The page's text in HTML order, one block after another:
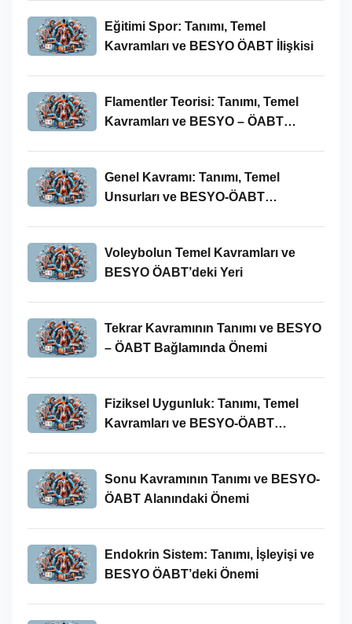
Eğitimi Spor: Tanımı, Temel
Kavramları ve BESYO ÖABT İlişkisi
Flamentler Teorisi: Tanımı, Temel
Kavramları ve BESYO – ÖABT
Genel Kavramı: Tanımı, Temel
Unsurları ve BESYO-ÖABT
Voleybolun Temel Kavramları ve
BESYO ÖABT’deki Yeri
Tekrar Kavramının Tanımı ve BESYO
– ÖABT Bağlamında Önemi
Fiziksel Uygunluk: Tanımı, Temel
Kavramları ve BESYO-ÖABT
Sonu Kavramının Tanımı ve BESYO-
ÖABT Alanındaki Önemi
Endokrin Sistem: Tanımı, İşleyişi ve
BESYO ÖABT’deki Önemi